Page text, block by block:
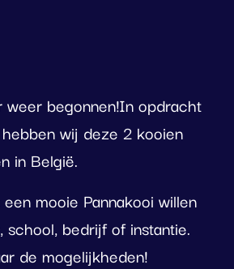
begonnen!In opdracht
wij deze 2 kooien
in België.
mooie Pannakooi willen
school, bedrijf of instantie.
de mogelijkheden!